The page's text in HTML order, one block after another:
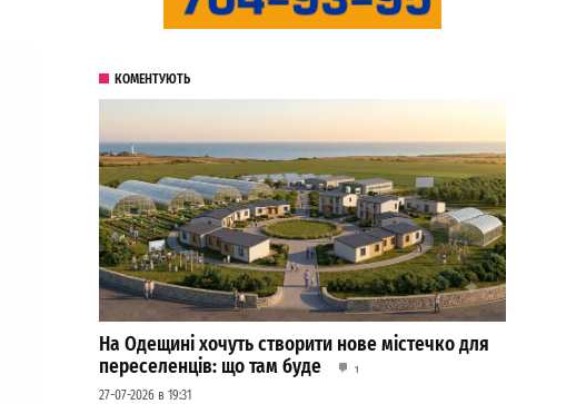
КОМЕНТУЮТЬ
На Одещині хочуть створити нове містечко для
переселенців: що там буде
1
27-07-2026 в 19:31